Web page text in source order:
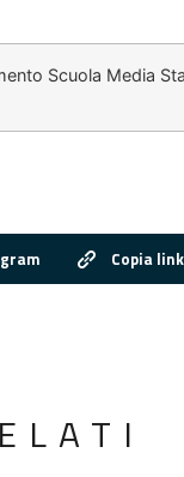
Scuola Media
Copia link